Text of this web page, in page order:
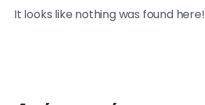
It looks like nothing was found here!